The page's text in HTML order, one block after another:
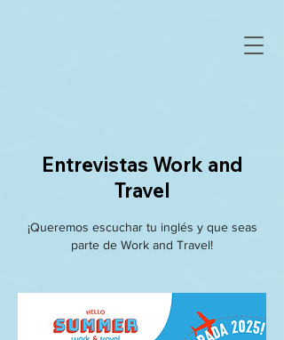
Entrevistas Work and
Travel
¡Queremos escuchar tu inglés y que seas
parte de Work and Travel!